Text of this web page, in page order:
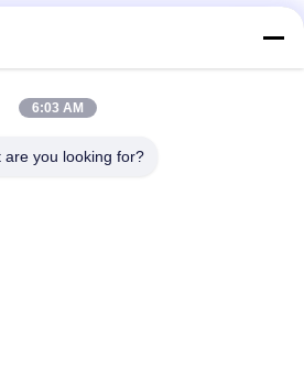
populaires
petit pain brun de
6:03 AM
are you looking for?